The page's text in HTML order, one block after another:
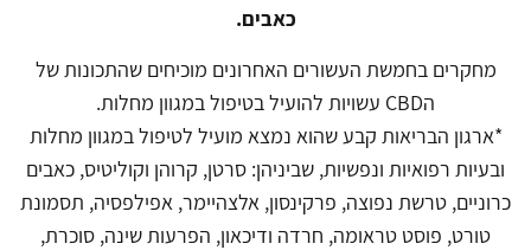
כאבים.
מחקרים בחמשת העשורים האחרונים מוכיחים שהתכונות של
הCBD עשויות להועיל בטיפול במגוון מחלות.
*ארגון הבריאות קבע שהוא נמצא מועיל לטיפול במגוון מחלות
ובעיות רפואיות ונפשיות, שביניהן: סרטן, קרוהן וקוליטיס, כאבים
כרוניים, טרשת נפוצה, פרקינסון, אלצהיימר, אפילפסיה, תסמונת
טורט, פוסט טראומה, חרדה ודיכאון, הפרעות שינה, סוכרת,